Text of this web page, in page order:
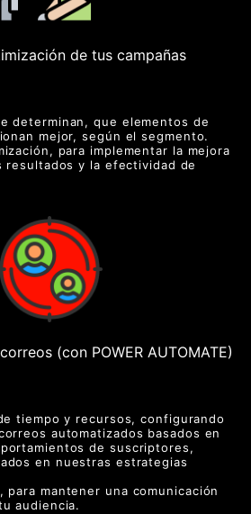
de tus campañas
determinan, que elementos de
mejor, según el segmento.
para implementar la mejora
resultados y la efectividad de
(con POWER AUTOMATE)
tiempo y recursos, configurando
automatizados basados en
de suscriptores,
en nuestras estrategias
para mantener una comunicación
audiencia.